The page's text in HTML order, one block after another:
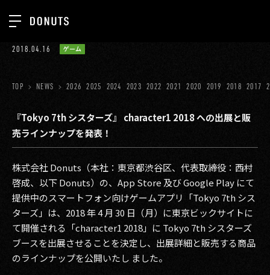
ジョブカン
ゲーム
医療(CLIUS)
出版メディア
美少女図鑑
イベント
タテドラ
TOP
ABOUT
SERVICES
GROUP
RECRUIT
CONTACT
2018.04.16 ゲーム
TOP NEWS 2026 2025 2024 2023 2022 2021 2020 2019 2018 2017
『Tokyo 7th シスターズ』 character1 2018 への出展と販
売ラインナップを発表！
株式会社 Donuts（本社：東京都渋谷区、代表取締役：西村
啓成、以下 Donuts）の、App Store 及び Google Play にて
提供中のスマートフォン向けゲームアプリ「Tokyo 7th シス
ターズ」は、2018 年 4 月 30 日（月）に東京ビックサイトに
て開催される「character1 2018」に Tokyo 7th シスターズ
ブースを出展させることを決定し、出展詳細と販売する商品
のラインナップを公開いたし ました。